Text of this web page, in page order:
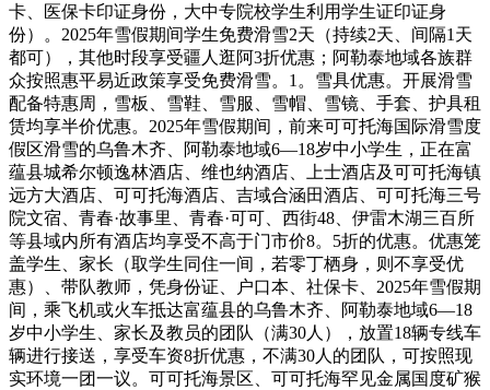
卡、医保卡印证身份，大中专院校学生利用学生证印证身
份）。2025年雪假期间学生免费滑雪2天（持续2天、间隔1天
都可），其他时段享受疆人逛阿3折优惠；阿勒泰地域各族群
众按照惠平易近政策享受免费滑雪。1。雪具优惠。开展滑雪
配备特惠周，雪板、雪鞋、雪服、雪帽、雪镜、手套、护具租
赁均享半价优惠。2025年雪假期间，前来可可托海国际滑雪度
假区滑雪的乌鲁木齐、阿勒泰地域6—18岁中小学生，正在富
蕴县城希尔顿逸林酒店、维也纳酒店、上士酒店及可可托海镇
远方大酒店、可可托海酒店、吉域合涵田酒店、可可托海三号
院文宿、青春·故事里、青春·可可、西街48、伊雷木湖三百所
等县域内所有酒店均享受不高于门市价8。5折的优惠。优惠笼
盖学生、家长（取学生同住一间，若零丁栖身，则不享受优
惠）、带队教师，凭身份证、户口本、社保卡、2025年雪假期
间，乘飞机或火车抵达富蕴县的乌鲁木齐、阿勒泰地域6—18
岁中小学生、家长及教员的团队（满30人），放置18辆专线车
辆进行接送，享受车资8折优惠，不满30人的团队，可按照现
实环境一团一议。可可托海景区、可可托海罕见金属国度矿猴